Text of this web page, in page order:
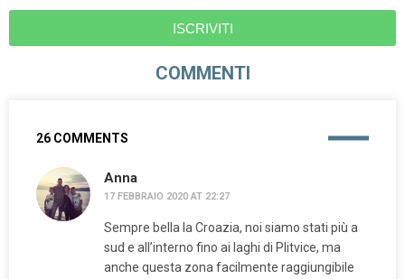
ISCRIVITI
COMMENTI
26 COMMENTS
Anna
17 FEBBRAIO 2020 AT 22:27
Sempre bella la Croazia, noi siamo stati più a
sud e all’interno fino ai laghi di Plitvice, ma
anche questa zona facilmente raggiungibile